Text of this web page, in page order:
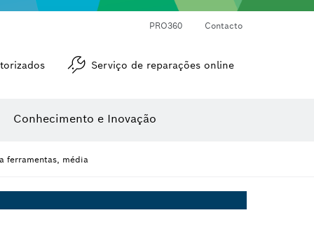
PRO360 Contacto
Serviço de reparações online
Conhecimento e Inovação
ferramentas, média